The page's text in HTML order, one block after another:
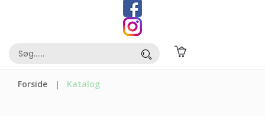
Forside Katalog